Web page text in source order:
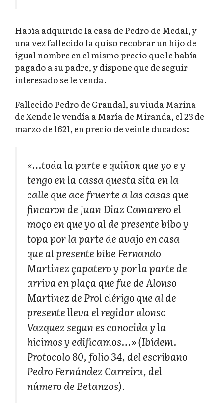
Había adquirido la casa de Pedro de Medal, y
una vez fallecido la quiso recobrar un hijo de
igual nombre en el mismo precio que le había
pagado a su padre, y dispone que de seguir
interesado se le venda.
Fallecido Pedro de Grandal, su viuda Marina
de Xende le vendía a María de Miranda, el 23 de
marzo de 1621, en precio de veinte ducados:
«…toda la parte e quiñon que yo e y
tengo en la cassa questa sita en la
calle que ace fruente a las casas que
fincaron de Juan Diaz Camarero el
moço en que yo al de presente bibo y
topa por la parte de avajo en casa
que al presente bibe Fernando
Martinez çapatero y por la parte de
arriva en plaça que fue de Alonso
Martinez de Prol clérigo que al de
presente lleva el regidor alonso
Vazquez segun es conocida y la
hicimos y edificamos…» (Ibídem.
Protocolo 80, folio 34, del escribano
Pedro Fernández Carreira, del
número de Betanzos).